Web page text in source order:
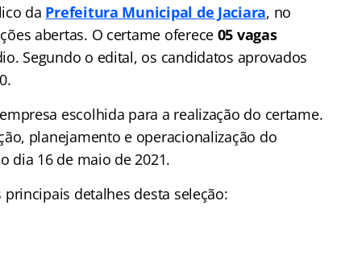
da Prefeitura Municipal de Jaciara, no
abertas. O certame oferece 05 vagas
Segundo o edital, os candidatos aprovados
escolhida para a realização do certame.
planejamento e operacionalização do
dia 16 de maio de 2021.
detalhes desta seleção: